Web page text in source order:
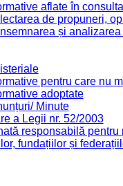
aflate în
de propuneri,
și
pentru care nu
adoptate
Minute
a Legii nr. 52/2003
responsabilă
fundațiilor și